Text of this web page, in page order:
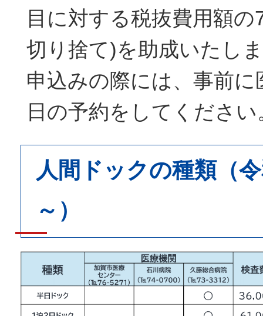
目に対する税抜費用額の
切り捨て)を助成いたし
申込みの際には、事前に
日の予約をしてください
人間ドックの種類（
～）